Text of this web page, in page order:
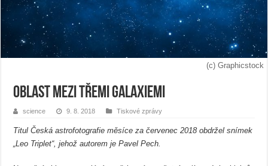
(c) Graphicstock
Oblast mezi třemi galaxiemi
science 9. 8. 2018 Tiskové zprávy
Titul Česká astrofotografie měsíce za červenec 2018 obdržel snímek
„Leo Triplet“, jehož autorem je Pavel Pech.